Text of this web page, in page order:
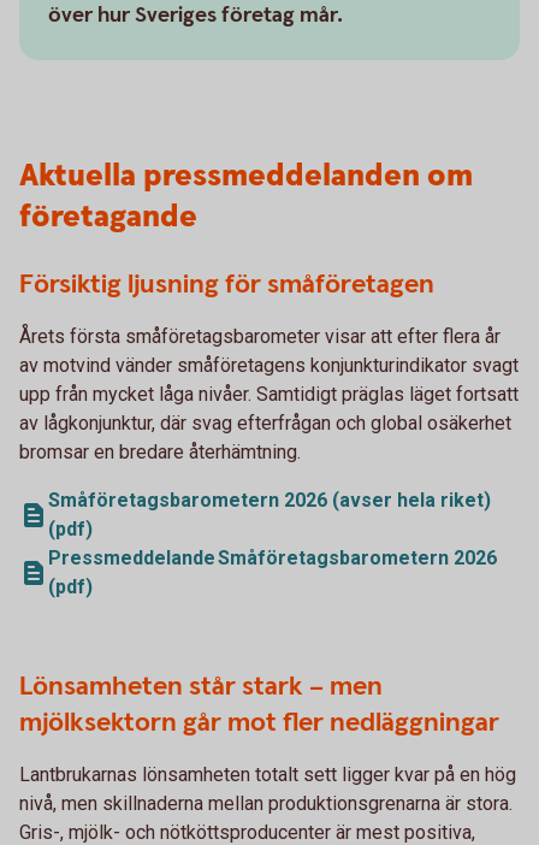
över hur Sveriges företag mår.
Aktuella pressmeddelanden om
företagande
Försiktig ljusning för småföretagen
Årets första småföretagsbarometer visar att efter flera år
av motvind vänder småföretagens konjunkturindikator svagt
upp från mycket låga nivåer. Samtidigt präglas läget fortsatt
av lågkonjunktur, där svag efterfrågan och global osäkerhet
bromsar en bredare återhämtning.
Småföretagsbarometern 2026 (avser hela riket)
(pdf)
Pressmeddelande Småföretagsbarometern 2026
(pdf)
Lönsamheten står stark – men
mjölksektorn går mot fler nedläggningar
Lantbrukarnas lönsamheten totalt sett ligger kvar på en hög
nivå, men skillnaderna mellan produktionsgrenarna är stora.
Gris-, mjölk- och nötköttsproducenter är mest positiva,